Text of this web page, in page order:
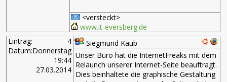
<versteckt>
www.it-eversberg.de
Eintrag:
4
Datum:Donnerstag
19:44
27.03.2014
Siegmund Kaub
Unser Büro hat die InternetFreaks mit dem
Relaunch unserer Internet-Seite beauftragt.
Dies beinhaltete die graphische Gestaltung